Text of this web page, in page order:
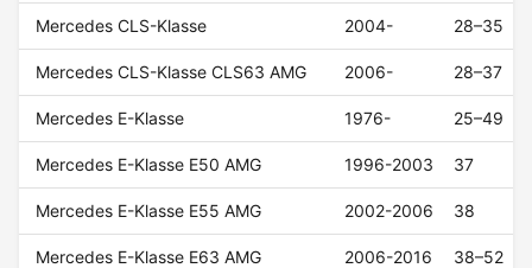
Mercedes CLS-Klasse 2004- 28–35
Mercedes CLS-Klasse CLS63 AMG 2006- 28–37
Mercedes E-Klasse 1976- 25–49
Mercedes E-Klasse E50 AMG 1996-2003 37
Mercedes E-Klasse E55 AMG 2002-2006 38
Mercedes E-Klasse E63 AMG 2006-2016 38–52